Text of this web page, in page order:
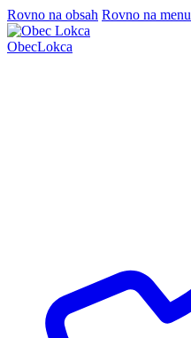
Rovno na obsah Rovno na menu
ObecLokca